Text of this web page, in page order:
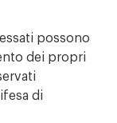
possono
dei propri
di